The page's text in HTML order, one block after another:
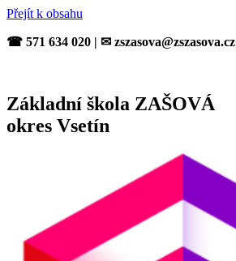
Přejít k obsahu
☎ 571 634 020 | ✉ zszasova@zszasova.cz
Základní škola ZAŠOVÁ
okres Vsetín